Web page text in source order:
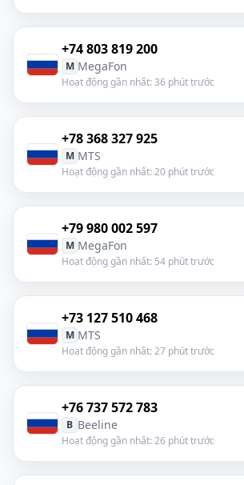
+74 803 819 200
M MegaFon
Hoạt động gần nhất: 36 phút trước
+78 368 327 925
M MTS
Hoạt động gần nhất: 20 phút trước
+79 980 002 597
M MegaFon
Hoạt động gần nhất: 54 phút trước
+73 127 510 468
M MTS
Hoạt động gần nhất: 27 phút trước
+76 737 572 783
B Beeline
Hoạt động gần nhất: 26 phút trước